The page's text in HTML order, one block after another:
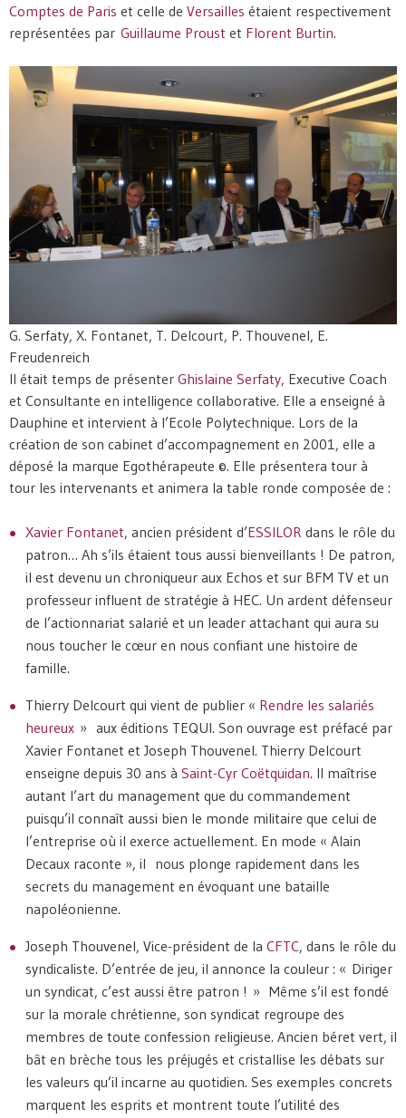
Comptes de Paris et celle de Versailles étaient respectivement
représentées par Guillaume Proust et Florent Burtin.
G. Serfaty, X. Fontanet, T. Delcourt, P. Thouvenel, E.
Freudenreich
Il était temps de présenter Ghislaine Serfaty, Executive Coach
et Consultante en intelligence collaborative. Elle a enseigné à
Dauphine et intervient à l’Ecole Polytechnique. Lors de la
création de son cabinet d’accompagnement en 2001, elle a
déposé la marque Egothérapeute ©. Elle présentera tour à
tour les intervenants et animera la table ronde composée de :
Xavier Fontanet, ancien président d’ESSILOR dans le rôle du
patron… Ah s’ils étaient tous aussi bienveillants ! De patron,
il est devenu un chroniqueur aux Echos et sur BFM TV et un
professeur influent de stratégie à HEC. Un ardent défenseur
de l’actionnariat salarié et un leader attachant qui aura su
nous toucher le cœur en nous confiant une histoire de
famille.
Thierry Delcourt qui vient de publier « Rendre les salariés
heureux » aux éditions TEQUI. Son ouvrage est préfacé par
Xavier Fontanet et Joseph Thouvenel. Thierry Delcourt
enseigne depuis 30 ans à Saint-Cyr Coëtquidan. Il maîtrise
autant l’art du management que du commandement
puisqu’il connaît aussi bien le monde militaire que celui de
l’entreprise où il exerce actuellement. En mode « Alain
Decaux raconte », il nous plonge rapidement dans les
secrets du management en évoquant une bataille
napoléonienne.
Joseph Thouvenel, Vice-président de la CFTC, dans le rôle du
syndicaliste. D’entrée de jeu, il annonce la couleur : « Diriger
un syndicat, c’est aussi être patron ! » Même s’il est fondé
sur la morale chrétienne, son syndicat regroupe des
membres de toute confession religieuse. Ancien béret vert, il
bât en brèche tous les préjugés et cristallise les débats sur
les valeurs qu’il incarne au quotidien. Ses exemples concrets
marquent les esprits et montrent toute l’utilité des